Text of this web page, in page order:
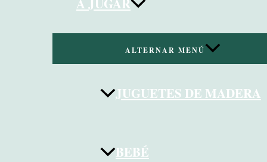
A JUGAR
ALTERNAR MENÚ
JUGUETES DE MADERA
BEBÉ